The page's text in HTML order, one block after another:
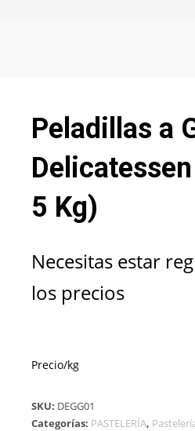
Peladillas a
5 Kg)
Necesitas estar
los precios
Precio/kg
SKU: DEGG01
Categorías: PASTELERÍA,